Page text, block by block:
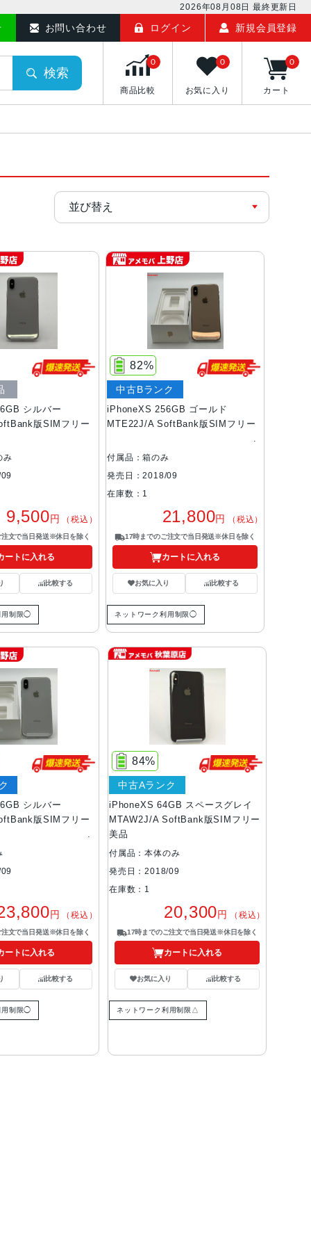
2026年08月08日 最終更新日
お問い合わせ ログイン 新規会員登録
検索
商品比較
0
お気に入り
0
カート
0
シルバー
版SIMフリー
み
9,500円 （税込）
文で当日発送※休日を除く
ートに入れる
比較する
用制限◯
iPhoneXS 256GB ゴールド
MTE22J/A SoftBank版SIMフリー
82%
中古Bランク
付属品：箱のみ
発売日：2018/09
在庫数：1
21,800円 （税込）
17時までのご注文で当日発送※休日を除く
カートに入れる
お気に入り 比較する
ネットワーク利用制限◯
シルバー
版SIMフリー
円 （税込）
文で当日発送※休日を除く
ートに入れる
比較する
用制限◯
iPhoneXS 64GB スペースグレイ
MTAW2J/A SoftBank版SIMフリー
美品
84%
中古Aランク
付属品：本体のみ
発売日：2018/09
在庫数：1
20,300円 （税込）
17時までのご注文で当日発送※休日を除く
カートに入れる
お気に入り 比較する
ネットワーク利用制限△